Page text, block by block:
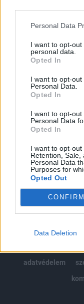
Personal Data
I want to opt-
personal data.
Opted In
I want to opt-
Personal Data.
Opted In
I want to opt-
Personal Data
Opted In
I want to opt-out
Retention, Sale,
Personal Data
Purposes for
Opted Out
CONFIRM
Data Deletion
A keresett cikk a
tartozik, melynek
Az előfizetés a
Portfolio.hu
Kötéslisták:
kötéslistái
MÁR
adatvédelem